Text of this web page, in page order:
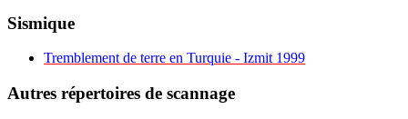
Sismique
Tremblement de terre en Turquie - Izmit 1999
Autres répertoires de scannage